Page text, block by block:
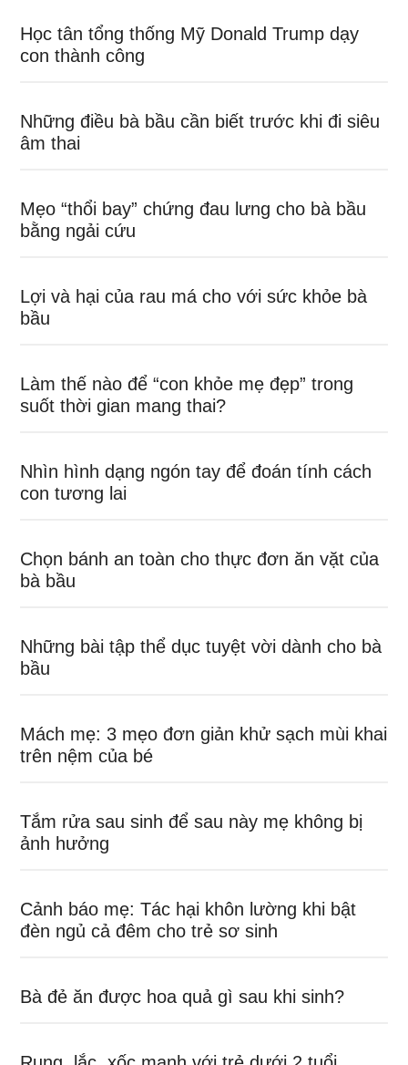
Học tân tổng thống Mỹ Donald Trump dạy
con thành công
Những điều bà bầu cần biết trước khi đi siêu
âm thai
Mẹo “thổi bay” chứng đau lưng cho bà bầu
bằng ngải cứu
Lợi và hại của rau má cho với sức khỏe bà
bầu
Làm thế nào để “con khỏe mẹ đẹp” trong
suốt thời gian mang thai?
Nhìn hình dạng ngón tay để đoán tính cách
con tương lai
Chọn bánh an toàn cho thực đơn ăn vặt của
bà bầu
Những bài tập thể dục tuyệt vời dành cho bà
bầu
Mách mẹ: 3 mẹo đơn giản khử sạch mùi khai
trên nệm của bé
Tắm rửa sau sinh để sau này mẹ không bị
ảnh hưởng
Cảnh báo mẹ: Tác hại khôn lường khi bật
đèn ngủ cả đêm cho trẻ sơ sinh
Bà đẻ ăn được hoa quả gì sau khi sinh?